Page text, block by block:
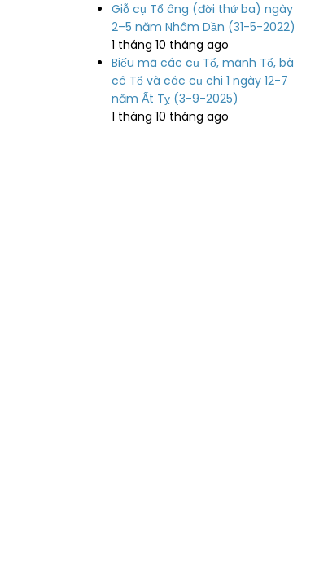
Giỗ cụ Tổ ông (đời thứ ba) ngày
2–5 năm Nhâm Dần (31-5-2022)
1 tháng 10 tháng ago
Biếu mã các cụ Tổ, mãnh Tổ, bà
cô Tổ và các cụ chi 1 ngày 12-7
năm Ất Tỵ (3-9-2025)
1 tháng 10 tháng ago